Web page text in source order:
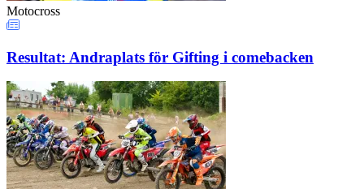
Motocross
Resultat: Andraplats för Gifting i comebacken